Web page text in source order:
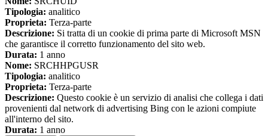
Tipologia: analitico
Proprieta: Terza-parte
Descrizione: Si tratta di un cookie di prima parte di Microsoft MSN
che garantisce il corretto funzionamento del sito web.
Durata: 1 anno
Nome: SRCHHPGUSR
Tipologia: analitico
Proprieta: Terza-parte
Descrizione: Questo cookie è un servizio di analisi che collega i dati
provenienti dal network di advertising Bing con le azioni compiute
all'interno del sito.
Durata: 1 anno